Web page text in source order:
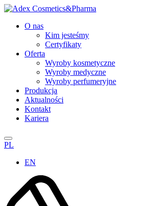
O nas
Kim jesteśmy
Certyfikaty
Oferta
Wyroby kosmetyczne
Wyroby medyczne
Wyroby perfumeryjne
Produkcja
Aktualności
Kontakt
Kariera
PL
EN